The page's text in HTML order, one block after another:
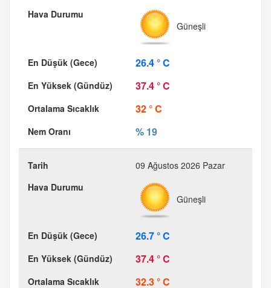
Güneşli
26.4 ° C
37.4 ° C
32 ° C
% 19
09 Ağustos 2026 Pazar
Güneşli
26.7 ° C
37.4 ° C
32.3 ° C